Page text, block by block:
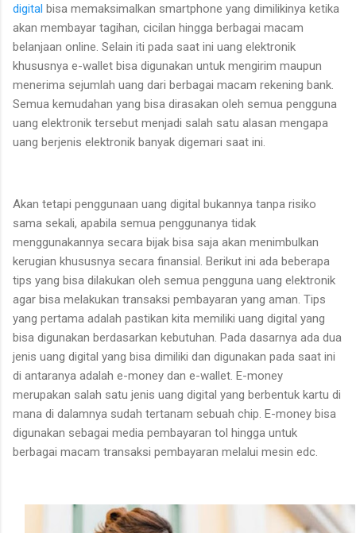
digital bisa memaksimalkan smartphone yang dimilikinya ketika
akan membayar tagihan, cicilan hingga berbagai macam
belanjaan online. Selain iti pada saat ini uang elektronik
khususnya e-wallet bisa digunakan untuk mengirim maupun
menerima sejumlah uang dari berbagai macam rekening bank.
Semua kemudahan yang bisa dirasakan oleh semua pengguna
uang elektronik tersebut menjadi salah satu alasan mengapa
uang berjenis elektronik banyak digemari saat ini.
Akan tetapi penggunaan uang digital bukannya tanpa risiko
sama sekali, apabila semua penggunanya tidak
menggunakannya secara bijak bisa saja akan menimbulkan
kerugian khususnya secara finansial. Berikut ini ada beberapa
tips yang bisa dilakukan oleh semua pengguna uang elektronik
agar bisa melakukan transaksi pembayaran yang aman. Tips
yang pertama adalah pastikan kita memiliki uang digital yang
bisa digunakan berdasarkan kebutuhan. Pada dasarnya ada dua
jenis uang digital yang bisa dimiliki dan digunakan pada saat ini
di antaranya adalah e-money dan e-wallet. E-money
merupakan salah satu jenis uang digital yang berbentuk kartu di
mana di dalamnya sudah tertanam sebuah chip. E-money bisa
digunakan sebagai media pembayaran tol hingga untuk
berbagai macam transaksi pembayaran melalui mesin edc.